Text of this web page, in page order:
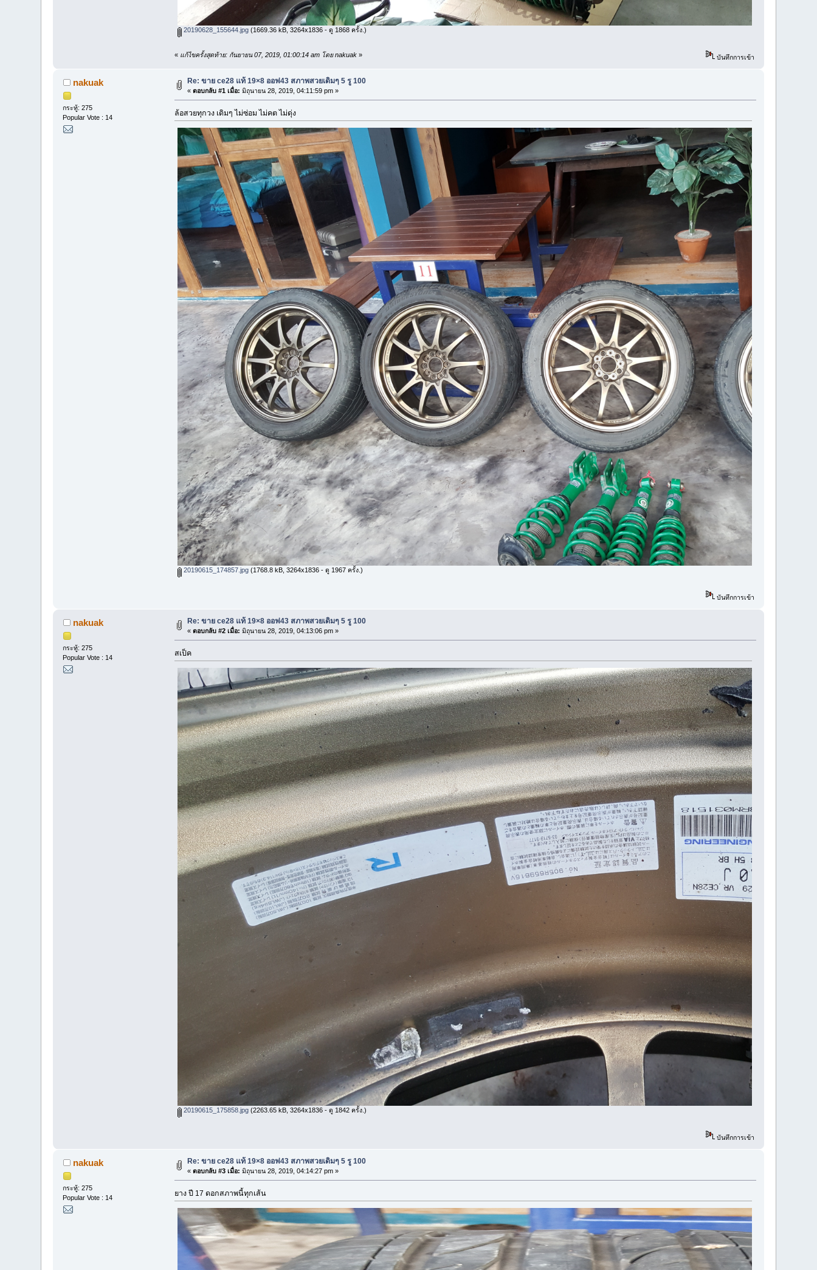
20190628_155644.jpg (1669.36 kB, 3264x1836 - ดู 1868 ครั้ง.)
« แก้ไขครั้งสุดท้าย: กันยายน 07, 2019, 01:00:14 am โดย nakuak» บันทึกการเข้า
nakuak
กระทู้: 275
Popular Vote : 14
Re: ขาย ce28 แท้ 19×8 ออฟ43 สภาพสวยเดิมๆ 5 รู 100
«ตอบกลับ #1 เมื่อ: มิถุนายน 28, 2019, 04:11:59 pm »
ล้อสวยทุกวง เดิมๆ ไม่ซ่อม ไม่คต ไม่ดุ่ง
20190615_174857.jpg (1768.8 kB, 3264x1836 - ดู 1967 ครั้ง.)
บันทึกการเข้า
nakuak
กระทู้: 275
Popular Vote : 14
Re: ขาย ce28 แท้ 19×8 ออฟ43 สภาพสวยเดิมๆ 5 รู 100
«ตอบกลับ #2 เมื่อ: มิถุนายน 28, 2019, 04:13:06 pm »
สเป็ค
20190615_175858.jpg (2263.65 kB, 3264x1836 - ดู 1842 ครั้ง.)
บันทึกการเข้า
nakuak
กระทู้: 275
Popular Vote : 14
Re: ขาย ce28 แท้ 19×8 ออฟ43 สภาพสวยเดิมๆ 5 รู 100
«ตอบกลับ #3 เมื่อ: มิถุนายน 28, 2019, 04:14:27 pm »
ยาง ปี 17 ดอกสภาพนี้ทุกเส้น